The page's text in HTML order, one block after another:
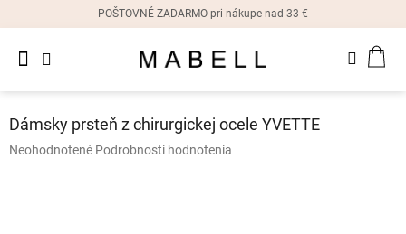
POŠTOVNÉ ZADARMO pri nákupe nad 33 €
Dámske
náušnice
Dámsky prsteň z chirurgickej ocele YVETTE
Priemerné
Neohodnotené Podrobnosti hodnotenia